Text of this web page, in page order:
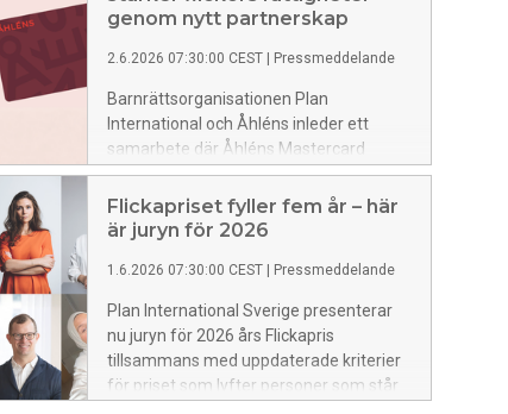
utan skydd, skola och andra
genom nytt partnerskap
2.6.2026 07:30:00 CEST Pressmeddelande
Barnrättsorganisationen Plan
International och Åhléns inleder ett
samarbete där Åhléns Mastercard
kopplas till stöd för flickors rättigheter.
För varje köp med kortet skänker Åhléns
och Resurs Bank tillsammans 1 krona till
Flickapriset fyller fem år – här
är juryn för 2026
1.6.2026 07:30:00 CEST Pressmeddelande
Plan International Sverige presenterar
nu juryn för 2026 års Flickapris
tillsammans med uppdaterade kriterier
för priset som lyfter personer som står